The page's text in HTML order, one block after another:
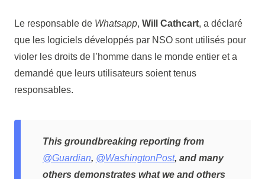
Le responsable de Whatsapp, Will Cathcart, a déclaré
que les logiciels développés par NSO sont utilisés pour
violer les droits de l’homme dans le monde entier et a
demandé que leurs utilisateurs soient tenus
responsables.
This groundbreaking reporting from
@Guardian, @WashingtonPost, and many
others demonstrates what we and others